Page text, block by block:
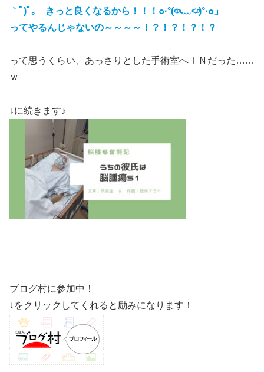
｀ﾟ)ﾟ｡ きっと良くなるから！！！๐·°(৹˃̵﹏˂̵৹)°·๐」
ってやるんじゃないの～～～～！？！？！？！？
って思うくらい、あっさりとした手術室へＩＮだった……
ｗ
↓に続きます♪
ブログ村に参加中！
↓をクリックしてくれると励みになります！